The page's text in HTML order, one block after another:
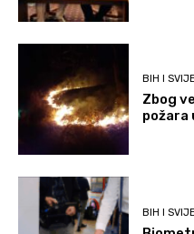
BIH I
Zbog
požara
BIH I